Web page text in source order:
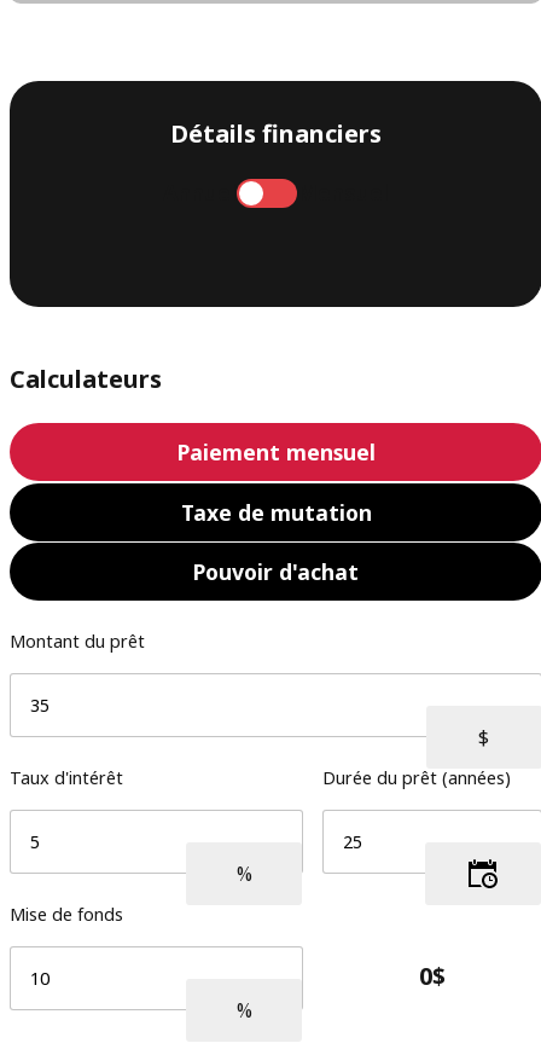
Détails financiers
Calculateurs
Paiement mensuel
Taxe de mutation
Pouvoir d'achat
Montant du prêt
Taux d'intérêt Durée du prêt (années)
Mise de fonds